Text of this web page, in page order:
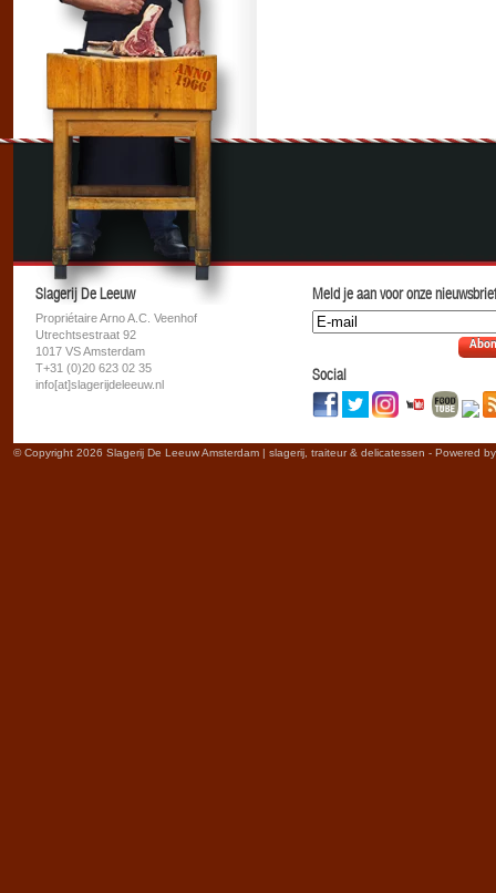
Slagerij De Leeuw
Propriétaire Arno A.C. Veenhof
Utrechtsestraat 92
1017 VS Amsterdam
T+31 (0)20 623 02 35
info[at]slagerijdeleeuw.nl
Meld je aan voor onze
Social
© Copyright 2026 Slagerij De Leeuw Amsterdam | slagerij, traiteur & delicatessen - Powered